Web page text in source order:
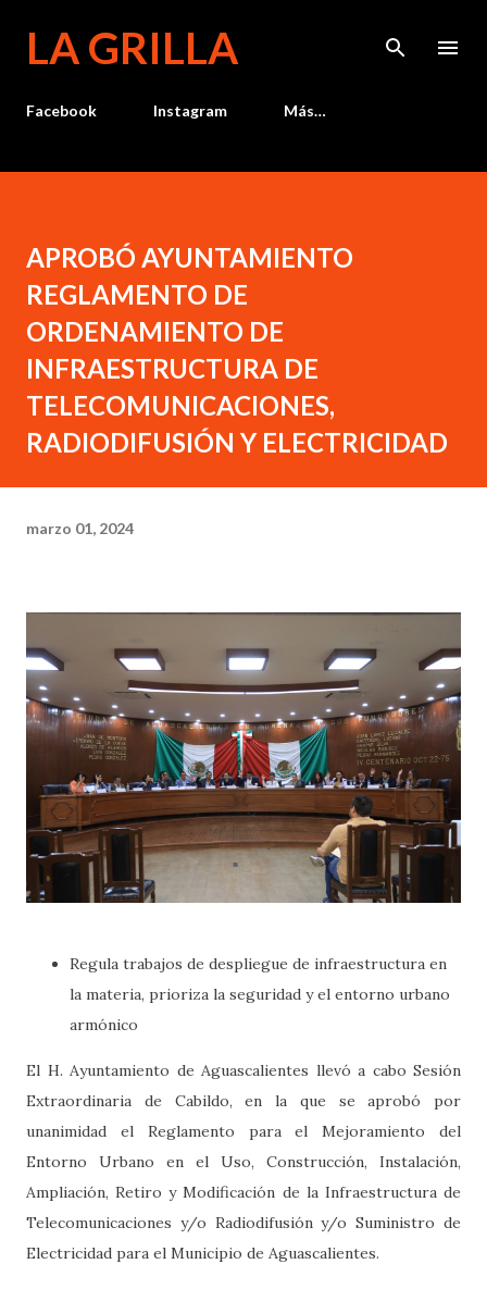
LA GRILLA
Facebook Instagram Más…
APROBÓ AYUNTAMIENTO
REGLAMENTO DE
ORDENAMIENTO DE
INFRAESTRUCTURA DE
TELECOMUNICACIONES,
RADIODIFUSIÓN Y ELECTRICIDAD
marzo 01, 2024
Regula trabajos de despliegue de infraestructura en
la materia, prioriza la seguridad y el entorno urbano
armónico
El H. Ayuntamiento de Aguascalientes llevó a cabo Sesión
Extraordinaria de Cabildo, en la que se aprobó por
unanimidad el Reglamento para el Mejoramiento del
Entorno Urbano en el Uso, Construcción, Instalación,
Ampliación, Retiro y Modificación de la Infraestructura de
Telecomunicaciones y/o Radiodifusión y/o Suministro de
Electricidad para el Municipio de Aguascalientes.